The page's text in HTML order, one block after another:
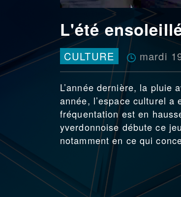
L'été
CULTURE mardi
L’année dernière, la pluie
année, l’espace culturel
fréquentation est en
yverdonnoise débute ce
notamment en ce qui